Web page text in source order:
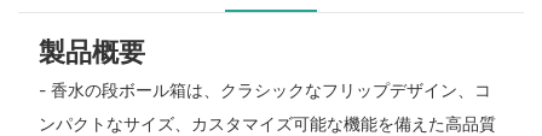
製品概要
- 香水の段ボール箱は、クラシックなフリップデザイン、コ
ンパクトなサイズ、カスタマイズ可能な機能を備えた高品質